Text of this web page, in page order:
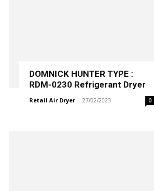
DOMNICK HUNTER TYPE :
RDM-0230 Refrigerant Dryer
Retail Air Dryer - 27/02/2023 0